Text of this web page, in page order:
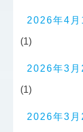
2026年4月
(1)
2026年3月
(1)
2026年3月